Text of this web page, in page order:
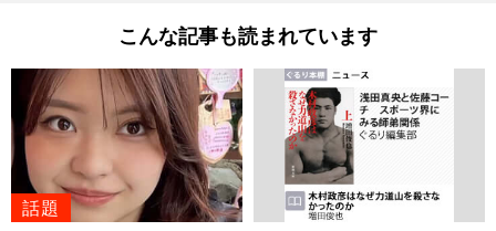
こんな記事も読まれています
話題